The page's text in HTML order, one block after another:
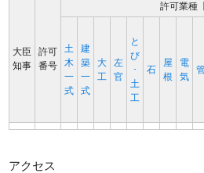
大臣
知事
許可
番号
許可業種
土
木
一
式
建
築
一
式
大
工
左
官
と
び
･
土
工
石
屋
根
電
気
アクセス